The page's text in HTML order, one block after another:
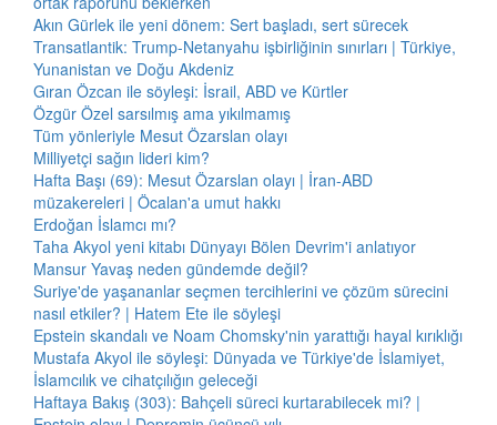
Akın Gürlek ile yeni dönem: Sert başladı, sert sürecek
Transatlantik: Trump-Netanyahu işbirliğinin sınırları | Türkiye,
Yunanistan ve Doğu Akdeniz
Gıran Özcan ile söyleşi: İsrail, ABD ve Kürtler
Özgür Özel sarsılmış ama yıkılmamış
Tüm yönleriyle Mesut Özarslan olayı
Milliyetçi sağın lideri kim?
Hafta Başı (69): Mesut Özarslan olayı | İran-ABD
müzakereleri | Öcalan'a umut hakkı
Erdoğan İslamcı mı?
Taha Akyol yeni kitabı Dünyayı Bölen Devrim'i anlatıyor
Mansur Yavaş neden gündemde değil?
Suriye'de yaşananlar seçmen tercihlerini ve çözüm sürecini
nasıl etkiler? | Hatem Ete ile söyleşi
Epstein skandalı ve Noam Chomsky'nin yarattığı hayal kırıklığı
Mustafa Akyol ile söyleşi: Dünyada ve Türkiye'de İslamiyet,
İslamcılık ve cihatçılığın geleceği
Haftaya Bakış (303): Bahçeli süreci kurtarabilecek mi? |